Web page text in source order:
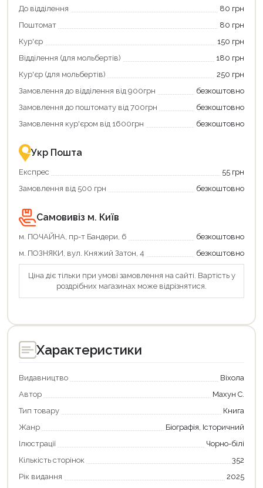
Використовуйте
карту
щоб
зекономити
та
отримати
переваги!
картою
єКнига
–
зручно
та
вигідно!
До відділення
80 грн
Поштомат
80 грн
Кур'єр
150 грн
Відділення (для мольбертів)
180 грн
Кур'єр (для мольбертів)
250 грн
Замовлення до відділення від 900грн
безкоштовно
Замовлення до поштомату від 700грн
безкоштовно
Замовлення кур'єром від 1600грн
безкоштовно
Укр Пошта
Експрес
55 грн
Замовлення від 500 грн
безкоштовно
Самовивіз м. Київ
м. ПОЧАЙНА, пр-т Бандери, 6
безкоштовно
м. ПОЗНЯКИ, вул. Княжий Затон, 4
безкоштовно
Ціна діє тільки при умові замовлення на сайті. Вартість у
роздрібних магазинах може відрізнятися.
Характеристики
Видавництво
Віхола
Автор
Махун С.
Тип товару
Книга
Жанр
Біографія, Історичний
Ілюстрації
Чорно-білі
Кількість сторінок
352
Рік видання
2025
Продовжити покупки